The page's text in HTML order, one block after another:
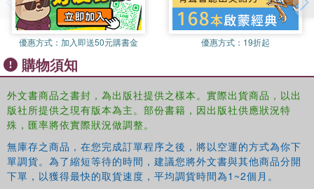
This story of the process of growing up and becoming a
professional teacher in an African setting will appeal to
researchers, academics and students in the fields of
teacher education, organizational studies, international
education and development, social anthropology and
ethnography.
優惠方式： 加入即送50元購書金 優惠方式： 19折起
購物須知
外文書商品之書封，為出版社提供之樣本。實際出貨商品，以出
版社所提供之現有版本為主。部份書籍，因出版社供應狀況特
殊，匯率將依實際狀況做調整。
無庫存之商品，在您完成訂單程序之後，將以空運的方式為你下
單調貨。為了縮短等待的時間，建議您將外文書與其他商品分開
下單，以獲得最快的取貨速度，平均調貨時間為1~2個月。